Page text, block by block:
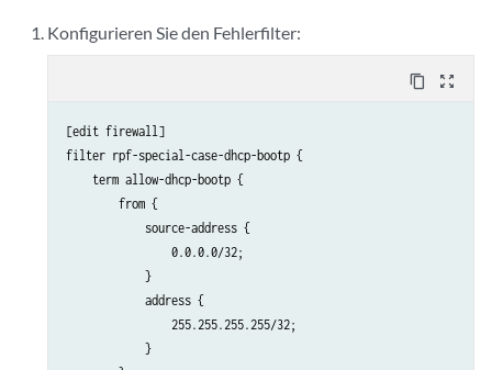
Konfigurieren Sie den Fehlerfilter:
content_copy zoom_out_map
[edit firewall]
filter rpf-special-case-dhcp-bootp {
    term allow-dhcp-bootp {
        from {
            source-address {
                0.0.0.0/32;
            }
            address {
                255.255.255.255/32;
            }